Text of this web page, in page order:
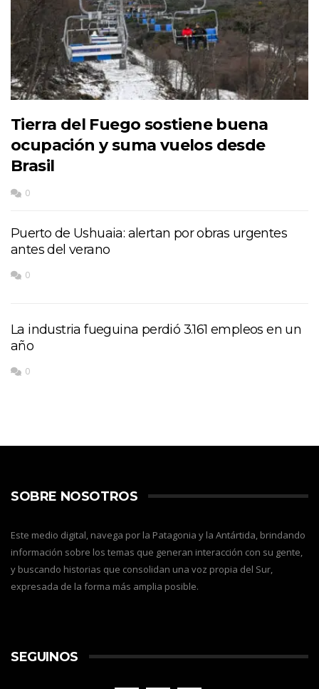
Tierra del Fuego sostiene buena
ocupación y suma vuelos desde
Brasil
0
Puerto de Ushuaia: alertan por obras urgentes
antes del verano
0
La industria fueguina perdió 3.161 empleos en un
año
0
SOBRE NOSOTROS
Este medio digital, navega por la Patagonia y la Antártida, brindando
información sobre los temas que generan interacción con su gente,
y buscando historias que consolidan una voz propia del Sur,
expresada de la forma más amplia posible.
SEGUINOS